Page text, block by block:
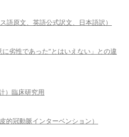
原文、英語公式訳文、日本語訳）
劣性であった”とはいえない」との違
）臨床研究用
的冠動脈インターベンション）